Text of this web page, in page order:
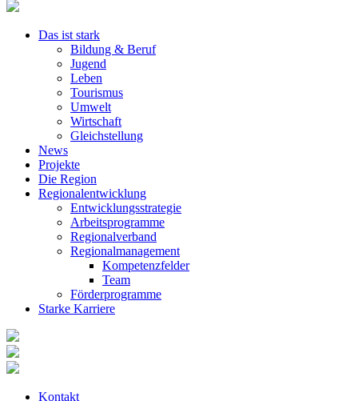
Das ist stark
Bildung & Beruf
Jugend
Leben
Tourismus
Umwelt
Wirtschaft
Gleichstellung
News
Projekte
Die Region
Regionalentwicklung
Entwicklungsstrategie
Arbeitsprogramme
Regionalverband
Regionalmanagement
Kompetenzfelder
Team
Förderprogramme
Starke Karriere
Kontakt